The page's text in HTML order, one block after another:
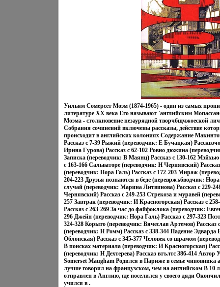
Уильям Сомерсет Моэм (1874-1965) - один из самых
литературе XX века Его называют `английским
Моэма - столкновение незаурядной творчбщчжоеской
Собрания сочинений включены рассказы, действие
происходит в английских колониях Содержание
Рассказ c 7-39 Рыжий (переводчик: Е Бучацкая)
Ирина Гурова) Рассказ c 62-102 Ровно дюжина
Записка (переводчик: В Маянц) Рассказ c 130-162
c 163-166 Сальваторе (переводчик: Н Чернявский)
(переводчик: Нора Галь) Рассказ c 172-203 Мираж
204-223 Друзья познаются в беде (перевржъбводчик:
случай (переводчик: Марина Литвинова) Рассказ c 229-
Чернявский) Рассказ c 249-253 Стрекоза и муравей
257 Завтрак (переводчик: И Красногорская) Рассказ c
Рассказ c 263-269 За час до файфоклока (переводчик:
296 Джейн (переводчик: Нора Галь) Рассказ c 297-323
324-328 Корыто (переводчик: Вячеслав Артемов) Рассказ
(переводчик: Н Ромм) Рассказ c 338-344 Падение Эдварда
Облонская) Рассказ c 345-377 Человек со шрамом
В поисках материала (переводчик: И Красногорская)
(переводчик: Н Дехтерева) Рассказ втълтc 386-414
Somerset Maugham Родился в Париже в семье чиновника
лучше говорил на французском, чем на английском В 10
отправлен в Англию, где поселился у своего дяди
учился в .